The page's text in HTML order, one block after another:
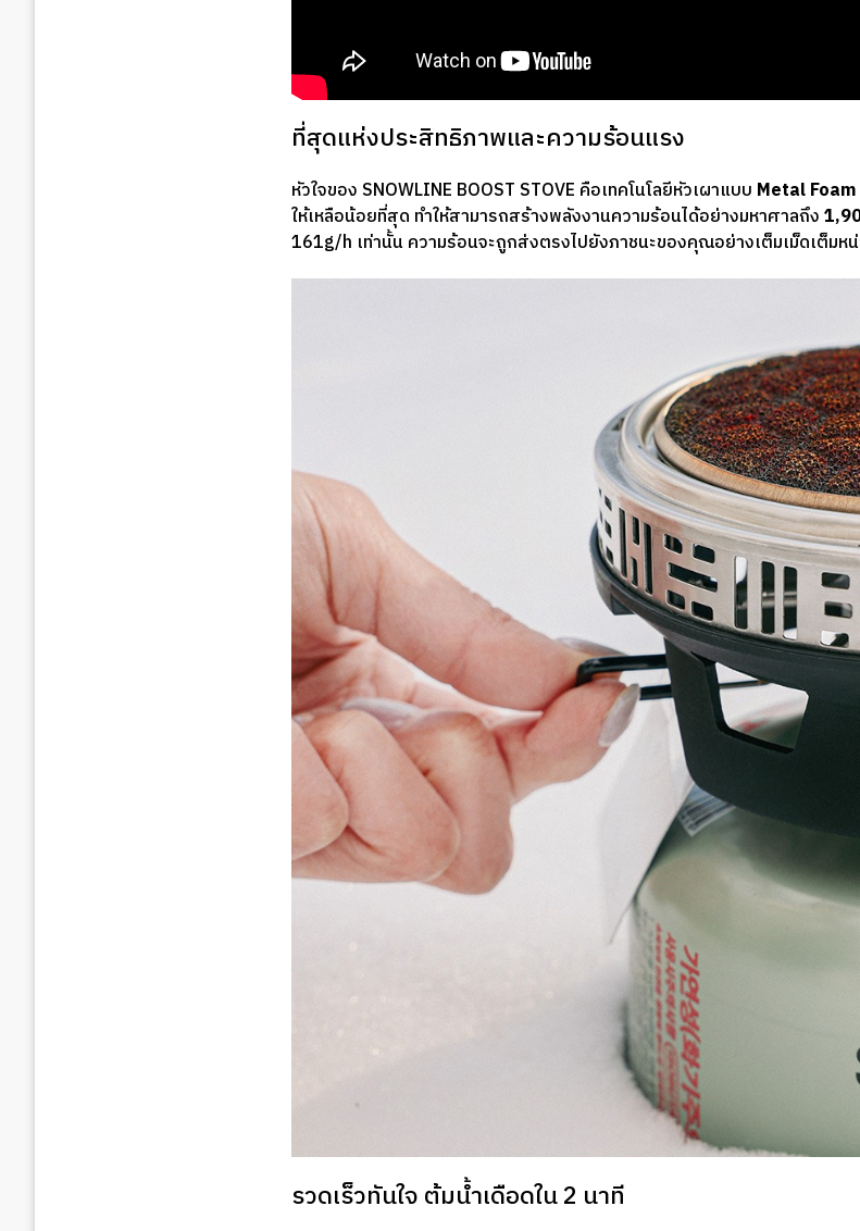
ที่สุดแห่งประสิทธิภาพและความร้อนแรง
หัวใจของ SNOWLINE BOOST STOVE คือเทคโนโลยีหัวเผาแบบ Metal Foam
ให้เหลือน้อยที่สุด ทำให้สามารถสร้างพลังงานความร้อนได้อย่างมหาศาลถึง
161g/h เท่านั้น ความร้อนจะถูกส่งตรงไปยังภาชนะของคุณอย่างเต็มเม็ดเต็มห
รวดเร็วทันใจ ต้มน้ำเดือดใน 2 นาที